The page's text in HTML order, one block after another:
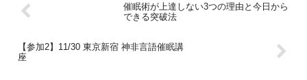
催眠術が上達しない3つの理由と今日から
できる突破法
【参加2】11/30 東京新宿 神非言語催眠講
座